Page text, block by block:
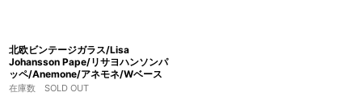
北欧ビンテージガラス/Lisa
Johansson Pape/リサヨハンソンパ
ッペ/Anemone/アネモネ/Wベース
在庫数 SOLD OUT